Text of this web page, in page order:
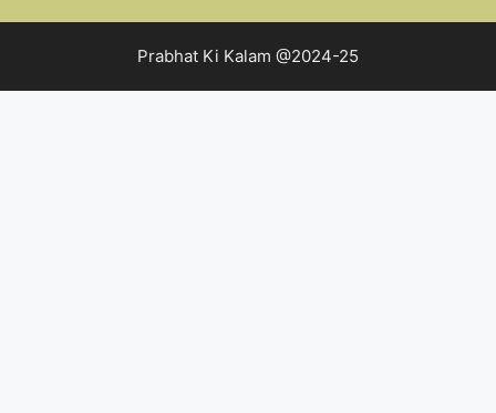
Prabhat Ki Kalam @2024-25